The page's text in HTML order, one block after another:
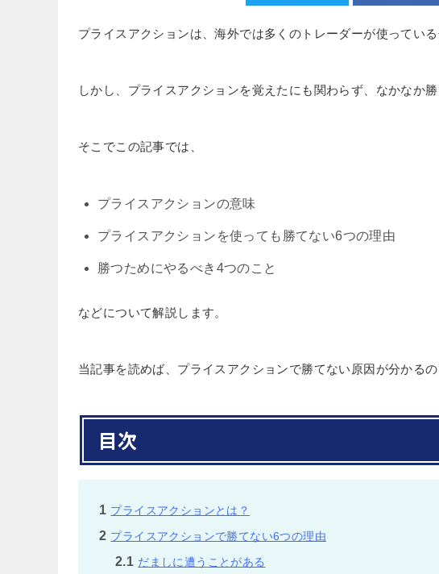
プライスアクションは、海外では多くのトレーダーが使っている
しかし、プライスアクションを覚えたにも関わらず、なかなか
そこでこの記事では、
プライスアクションの意味
プライスアクションを使っても勝てない6つの理由
勝つためにやるべき4つのこと
などについて解説します。
当記事を読めば、プライスアクションで勝てない原因が分かる
目次
1 プライスアクションとは？
2 プライスアクションで勝てない6つの理由
2.1 だましに遭うことがある